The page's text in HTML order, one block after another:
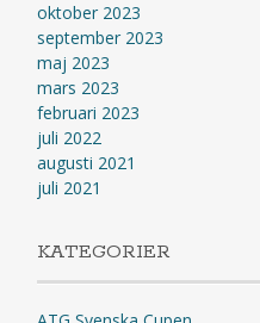
oktober 2023
september 2023
maj 2023
mars 2023
februari 2023
juli 2022
augusti 2021
juli 2021
KATEGORIER